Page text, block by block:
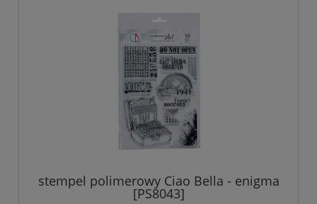
stempel polimerowy Ciao Bella - enigma
[PS8043]